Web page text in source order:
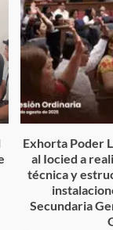
Exhorta Poder
al Iocied a
técnica y
Secundaria
de
institucional
Mazatlán
2026